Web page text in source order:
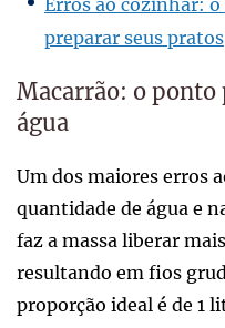
preparar seus pratos
Macarrão: o ponto
água
Um dos maiores erros
quantidade de água e
faz a massa liberar
resultando em fios
proporção ideal é de 1